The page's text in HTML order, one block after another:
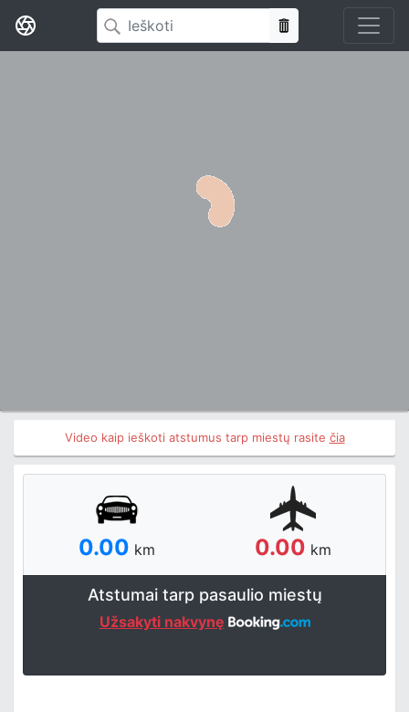
Video kaip ieškoti atstumus tarp miestų rasite čia
0.00 km 0.00 km
Atstumai tarp pasaulio miestų
Užsakyti nakvynę